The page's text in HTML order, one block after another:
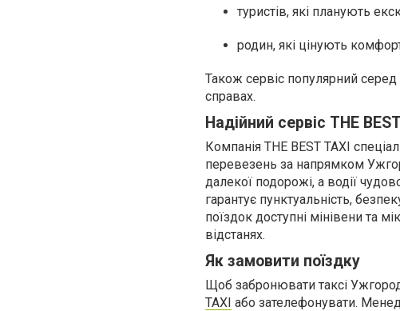
туристів, які планують
родин, які цінують
Також сервіс популярний серед
справах.
Надійний сервіс THE
Компанія THE BEST TAXI
перевезень за напрямком
далекої подорожі, а водії
гарантує пунктуальність,
поїздок доступні мінівени та
відстанях.
Як замовити поїздку
Щоб забронювати таксі
TAXI або зателефонувати.